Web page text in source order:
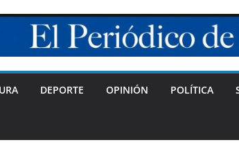
DEPORTE OPINIÓN POLÍTICA